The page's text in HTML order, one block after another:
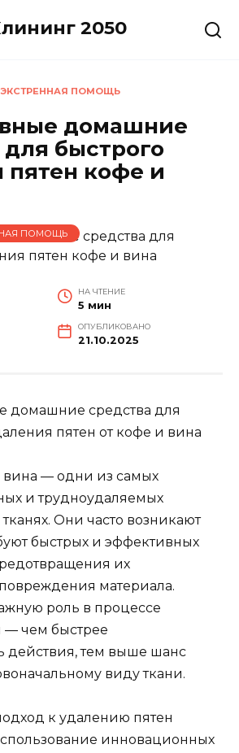
2050
ЭКСТРЕННАЯ ПОМОЩЬ
домашние
для быстрого
пятен кофе и
ПОМОЩЬ
НА ЧТЕНИЕ
5 мин
ОПУБЛИКОВАНО
21.10.2025
домашние средства для
пятен от кофе и вина
вина — одни из самых
и трудноудаляемых
Они часто возникают
быстрых и эффективных
их
материала.
роль в процессе
— чем быстрее
действия, тем выше шанс
виду ткани.
к удалению пятен
инновационных